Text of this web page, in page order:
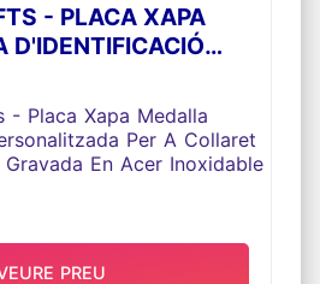
- PLACA XAPA
D'IDENTIFICACIÓ
GRAVADA EN
INOXIDABLE
PREU